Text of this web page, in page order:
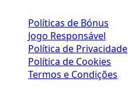
Políticas de Bónus
Jogo Responsável
Política de Privacidade
Política de Cookies
Termos e Condições